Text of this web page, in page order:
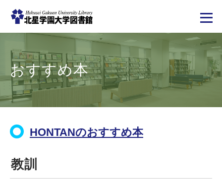
テ
ン
に
移
おすすめ本
HONTANのおすすめ本
教訓